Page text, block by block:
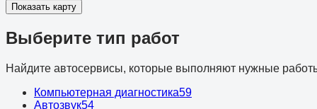
Показать карту
Выберите тип работ
Найдите автосервисы, которые выполняют нужные
Компьютерная диагностика59
Автозвук54